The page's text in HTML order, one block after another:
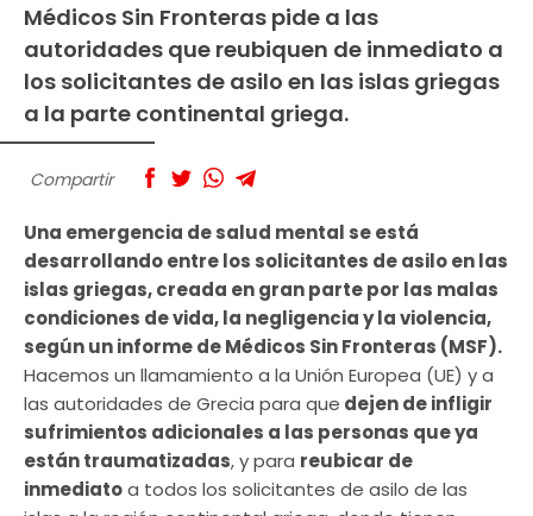
Médicos Sin Fronteras pide a las
autoridades que reubiquen de inmediato a
los solicitantes de asilo en las islas griegas
a la parte continental griega.
Compartir
Una emergencia de salud mental se está
desarrollando entre los solicitantes de asilo en las
islas griegas, creada en gran parte por las malas
condiciones de vida, la negligencia y la violencia,
según un informe de Médicos Sin Fronteras (MSF).
Hacemos un llamamiento a la Unión Europea (UE) y a
las autoridades de Grecia para que dejen de infligir
sufrimientos adicionales a las personas que ya
están traumatizadas, y para reubicar de
inmediatoa todos los solicitantes de asilo de las